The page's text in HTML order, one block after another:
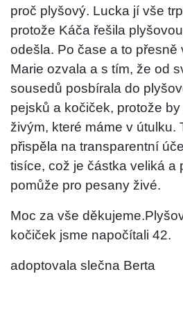
proč plyšový. Lucka jí vše
protože Káča řešila
odešla. Po čase a to přesně
Marie ozvala a s tím, že od
sousedů posbírala do
pejsků a kočiček, protože
živým, které máme v útulku.
přispěla na transparentní
tisíce, což je částka veliká a
pomůže pro pesany živé.
Moc za vše
kočiček jsme napočítali 42.
adoptovala slečna Berta